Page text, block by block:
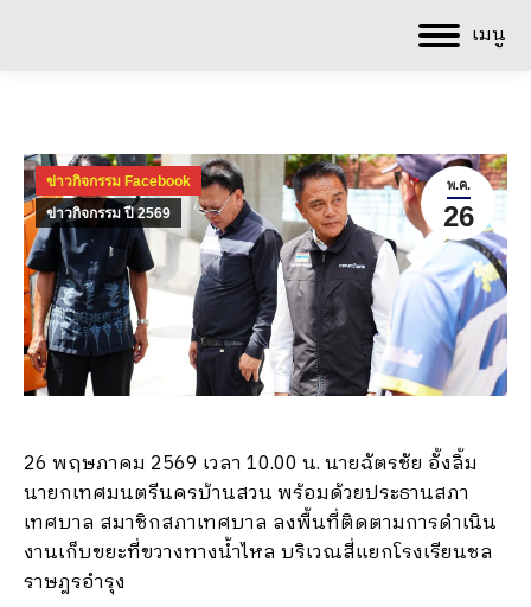
เมนู
พ.ค.
26
ข่าวกิจกรรม Facebook
ข่าวกิจกรรม ปี 2569
26 พฤษภาคม 2569 เวลา 10.00 น. นายฉัตรชัย อั้งลิ้ม
นายกเทศมนตรีนครบ้านสวน พร้อมด้วยประธานสภา
เทศบาล สมาชิกสภาเทศบาล ลงพื้นที่ติดตามการดำเนิน
งานเก็บขยะที่ขวางทางน้ำไหล บริเวณสี่แยกโรงเรียนชล
ราษฎรอำรุง